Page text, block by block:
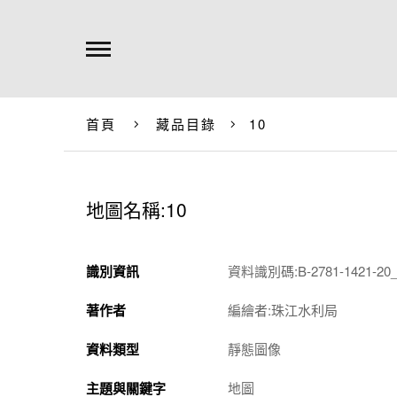
首頁 藏品目錄 10
地圖名稱:10
識別資訊 資料識別碼:B-2781-1421-
著作者 編繪者:珠江水利局
資料類型 靜態圖像
主題與關鍵字 地圖